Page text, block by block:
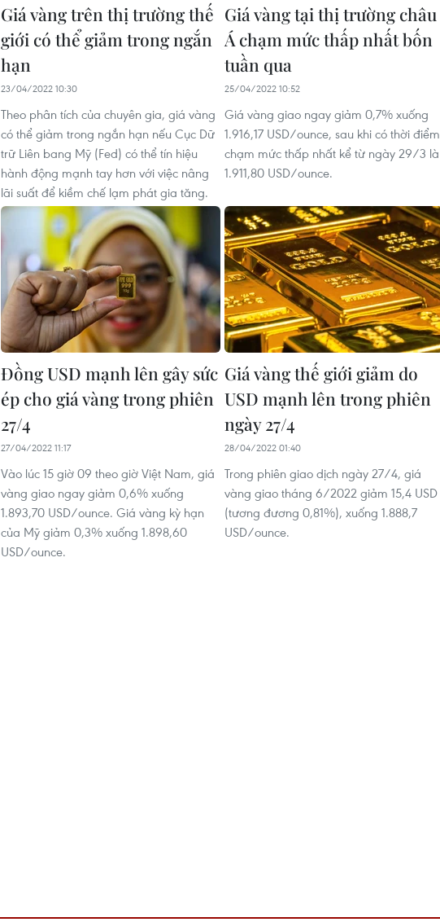
Giá vàng trên thị trường thế
giới có thể giảm trong ngắn
hạn
23/04/2022 10:30
Theo phân tích của chuyên gia, giá vàng
có thể giảm trong ngắn hạn nếu Cục Dữ
trữ Liên bang Mỹ (Fed) có thể tín hiệu
hành động mạnh tay hơn với việc nâng
lãi suất để kiềm chế lạm phát gia tăng.
Giá vàng tại thị trường châu
Á chạm mức thấp nhất bốn
tuần qua
25/04/2022 10:52
Giá vàng giao ngay giảm 0,7% xuống
1.916,17 USD/ounce, sau khi có thời điểm
chạm mức thấp nhất kể từ ngày 29/3 là
1.911,80 USD/ounce.
Đồng USD mạnh lên gây sức
ép cho giá vàng trong phiên
27/4
27/04/2022 11:17
Vào lúc 15 giờ 09 theo giờ Việt Nam, giá
vàng giao ngay giảm 0,6% xuống
1.893,70 USD/ounce. Giá vàng kỳ hạn
của Mỹ giảm 0,3% xuống 1.898,60
USD/ounce.
Giá vàng thế giới giảm do
USD mạnh lên trong phiên
ngày 27/4
28/04/2022 01:40
Trong phiên giao dịch ngày 27/4, giá
vàng giao tháng 6/2022 giảm 15,4 USD
(tương đương 0,81%), xuống 1.888,7
USD/ounce.